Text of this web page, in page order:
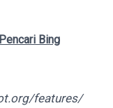
Bing
features/